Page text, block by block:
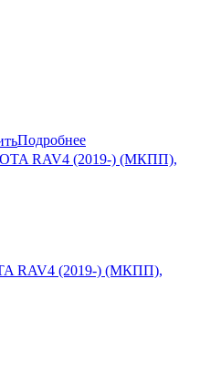
Подробнее
RAV4 (2019-) (МКПП),